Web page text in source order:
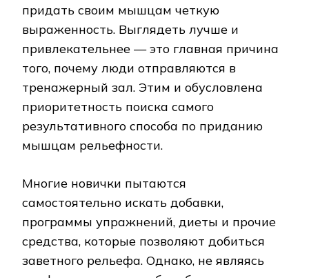
придать своим мышцам четкую
выраженность. Выглядеть лучше и
привлекательнее — это главная причина
того, почему люди отправляются в
тренажерный зал. Этим и обусловлена
приоритетность поиска самого
результативного способа по приданию
мышцам рельефности.
Многие новички пытаются
самостоятельно искать добавки,
программы упражнений, диеты и прочие
средства, которые позволяют добиться
заветного рельефа. Однако, не являясь